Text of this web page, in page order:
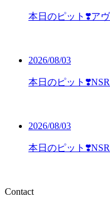
本日のピット❣️ア
2026/08/03
本日のピット
2026/08/03
本日のピット
Contact